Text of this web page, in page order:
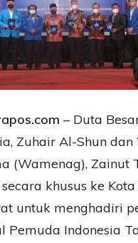
– Duta
Zuhair Al-Shun
(Wamenag), Zainut
khusus ke
untuk menghadiri
Pemuda Indonesia